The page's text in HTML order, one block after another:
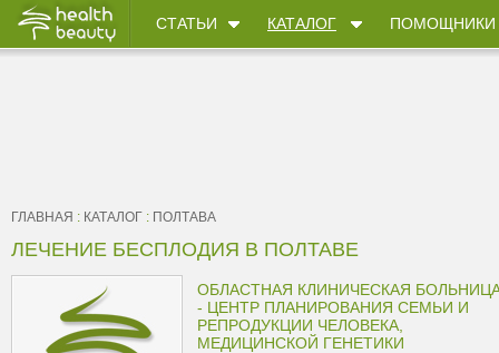
СТАТЬИ КАТАЛОГ ПОМОЩНИКИ
ГЛАВНАЯ : КАТАЛОГ : ПОЛТАВА
ЛЕЧЕНИЕ БЕСПЛОДИЯ В ПОЛТАВЕ
ОБЛАСТНАЯ КЛИНИЧЕСКАЯ
- ЦЕНТР ПЛАНИРОВАНИЯ СЕМЬИ И
РЕПРОДУКЦИИ ЧЕЛОВЕКА,
МЕДИЦИНСКОЙ ГЕНЕТИКИ